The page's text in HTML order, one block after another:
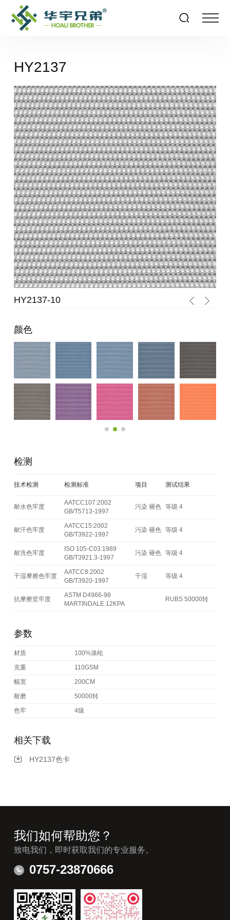
HY2137
HY2137-10
颜色
检测
技术检测 检测标准 项目 测试结果
耐水色牢度
AATCC107:2002
GB/T5713-1997
污染 褪色 等级 4
耐汗色牢度
AATCC15:2002
GB/T3922-1997
污染 褪色 等级 4
耐洗色牢度
ISO 105-C03:1989
GB/T3921.3-1997
污染 褪色 等级 4
干湿摩擦色牢度
AATCC8:2002
GB/T3920-1997
干湿 等级 4
抗摩擦坚牢度
ASTM D4966-98
MARTINDALE 12KPA
RUBS 50000转
参数
材质
100%涤纶
克重
110GSM
幅宽
200CM
耐磨
50000转
色牢
4级
相关下载
HY2137色卡
我们如何帮助您？
致电我们，即时获取我们的专业服务。
0757-23870666